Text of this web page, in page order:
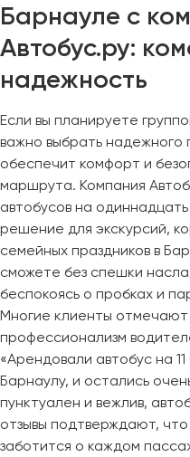
Барнауле с
Автобус.ру:
надежность
Если вы планируете
важно выбрать надежного
обеспечит комфорт и
маршрута. Компания
автобусов на
решение для экскурсий,
семейных праздников в
сможете без спешки
беспокоясь о пробках и
Многие клиенты отмечают
профессионализм
«Арендовали автобус на
Барнаулу, и остались
пунктуален и вежлив,
отзывы подтверждают,
заботится о каждом